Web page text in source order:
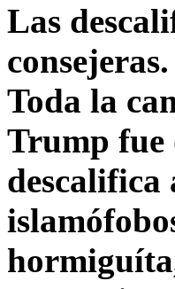
Las
Toda la
Trump fue
descalifica